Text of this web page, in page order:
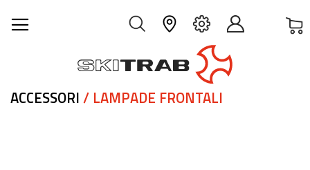
ACCESSORI/ LAMPADE FRONTALI